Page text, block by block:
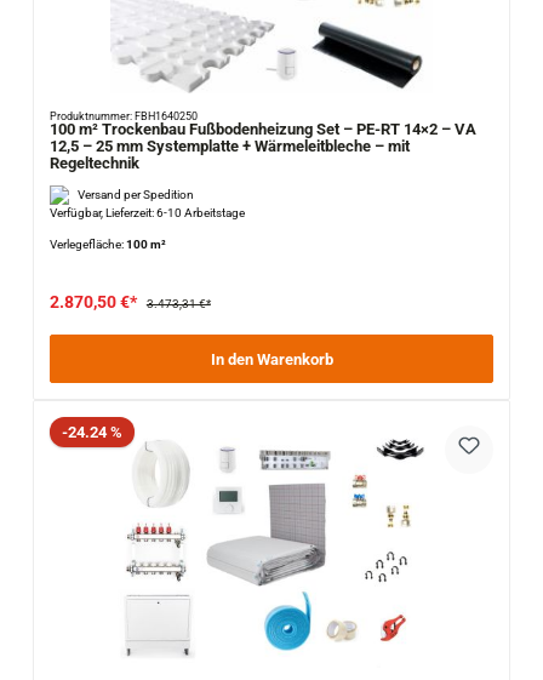
Produktnummer: FBH1640250
100 m² Trockenbau Fußbodenheizung Set – PE-RT 14×2 – VA
12,5 – 25 mm Systemplatte + Wärmeleitbleche – mit
Regeltechnik
Versand per Spedition
Verfügbar, Lieferzeit: 6-10 Arbeitstage
Verlegefläche:100 m²
2.870,50 €* 3.473,31 €*
In den Warenkorb
Rabatt
-24.24 %